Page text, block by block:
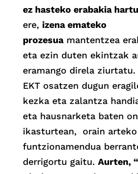
ez hasteko erabakia
ere, izena emateko
prozesuamantentzea
eta ezin duten ekintzak
eramango direla
EKT osatzen dugun
kezka eta zalantza
eta hausnarketa baten
ikasturtean, orain arteko
funtzionamendua
derrigortu gaitu. Aurten,